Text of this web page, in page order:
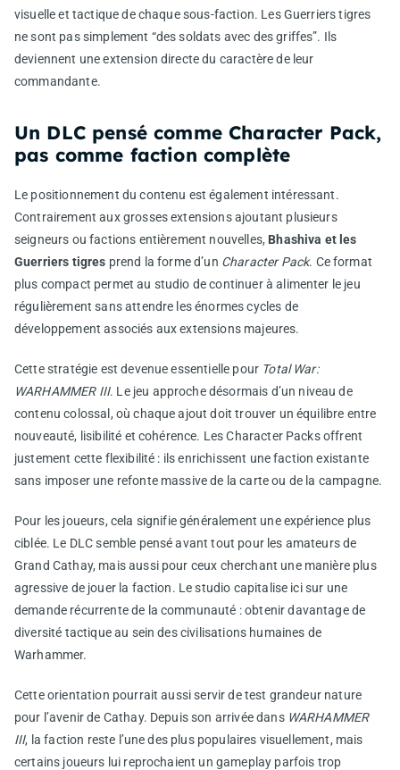
visuelle et tactique de chaque sous-faction. Les Guerriers tigres
ne sont pas simplement “des soldats avec des griffes”. Ils
deviennent une extension directe du caractère de leur
commandante.
Un DLC pensé comme Character Pack,
pas comme faction complète
Le positionnement du contenu est également intéressant.
Contrairement aux grosses extensions ajoutant plusieurs
seigneurs ou factions entièrement nouvelles, Bhashiva et les
Guerriers tigres prend la forme d’un Character Pack. Ce format
plus compact permet au studio de continuer à alimenter le jeu
régulièrement sans attendre les énormes cycles de
développement associés aux extensions majeures.
Cette stratégie est devenue essentielle pour Total War:
WARHAMMER III. Le jeu approche désormais d’un niveau de
contenu colossal, où chaque ajout doit trouver un équilibre entre
nouveauté, lisibilité et cohérence. Les Character Packs offrent
justement cette flexibilité : ils enrichissent une faction existante
sans imposer une refonte massive de la carte ou de la campagne.
Pour les joueurs, cela signifie généralement une expérience plus
ciblée. Le DLC semble pensé avant tout pour les amateurs de
Grand Cathay, mais aussi pour ceux cherchant une manière plus
agressive de jouer la faction. Le studio capitalise ici sur une
demande récurrente de la communauté : obtenir davantage de
diversité tactique au sein des civilisations humaines de
Warhammer.
Cette orientation pourrait aussi servir de test grandeur nature
pour l’avenir de Cathay. Depuis son arrivée dans WARHAMMER
III, la faction reste l’une des plus populaires visuellement, mais
certains joueurs lui reprochaient un gameplay parfois trop